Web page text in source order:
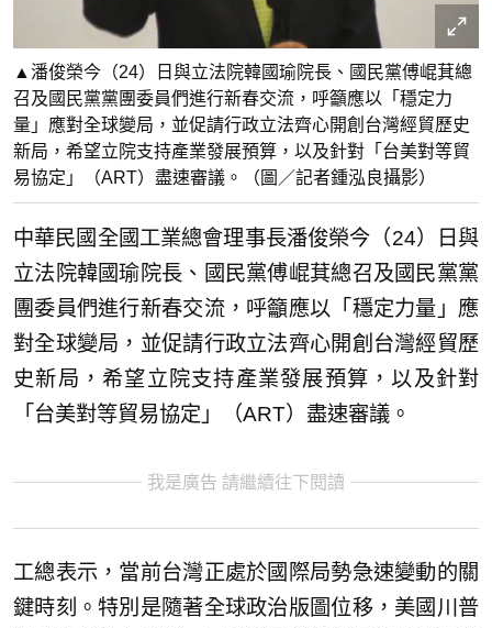
▲潘俊榮今（24）日與立法院韓國瑜院長、國民黨傅崐萁總
召及國民黨黨團委員們進行新春交流，呼籲應以「穩定力
量」應對全球變局，並促請行政立法齊心開創台灣經貿歷史
新局，希望立院支持產業發展預算，以及針對「台美對等貿
易協定」（ART）盡速審議。（圖／記者鍾泓良攝影）
中華民國全國工業總會理事長潘俊榮今（24）日與
立法院韓國瑜院長、國民黨傅崐萁總召及國民黨黨
團委員們進行新春交流，呼籲應以「穩定力量」應
對全球變局，並促請行政立法齊心開創台灣經貿歷
史新局，希望立院支持產業發展預算，以及針對
「台美對等貿易協定」（ART）盡速審議。
我是廣告 請繼續往下閱讀
工總表示，當前台灣正處於國際局勢急速變動的關
鍵時刻。特別是隨著全球政治版圖位移，美國川普